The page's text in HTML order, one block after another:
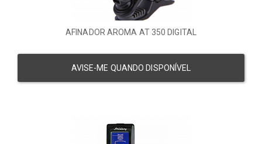
AFINADOR AROMA AT 350 DIGITAL
AVISE-ME QUANDO DISPONÍVEL